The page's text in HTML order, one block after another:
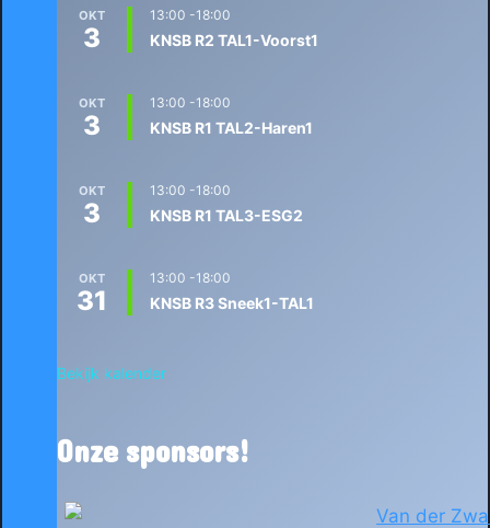
OKT
3
13:00 -18:00
KNSB R2 TAL1-Voorst1
OKT
3
13:00 -18:00
KNSB R1 TAL2-Haren1
OKT
3
13:00 -18:00
KNSB R1 TAL3-ESG2
OKT
31
13:00 -18:00
KNSB R3 Sneek1-TAL1
Bekijk kalender
Onze sponsors!